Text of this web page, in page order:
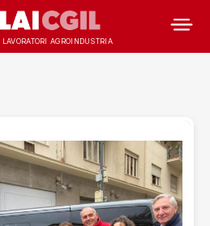
AGROINDUSTRIA